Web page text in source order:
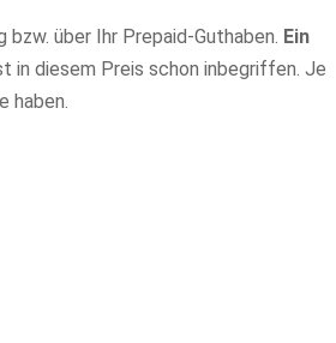
über Ihr Prepaid-Guthaben. Ein
in diesem Preis schon inbegriffen. Je
haben.